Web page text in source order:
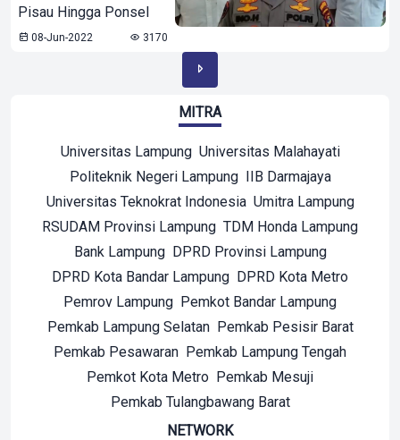
Pisau Hingga Ponsel
08-Jun-2022 3170
MITRA
Universitas Lampung Universitas Malahayati
Politeknik Negeri Lampung IIB Darmajaya
Universitas Teknokrat Indonesia Umitra Lampung
RSUDAM Provinsi Lampung TDM Honda Lampung
Bank Lampung DPRD Provinsi Lampung
DPRD Kota Bandar Lampung DPRD Kota Metro
Pemrov Lampung Pemkot Bandar Lampung
Pemkab Lampung Selatan Pemkab Pesisir Barat
Pemkab Pesawaran Pemkab Lampung Tengah
Pemkot Kota Metro Pemkab Mesuji
Pemkab Tulangbawang Barat
NETWORK